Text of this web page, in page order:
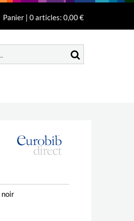
Panier | 0articles: 0,00 €
noir